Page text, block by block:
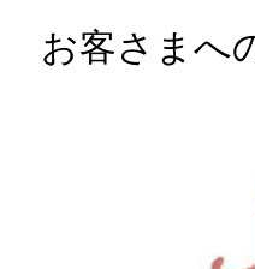
お客さまへ